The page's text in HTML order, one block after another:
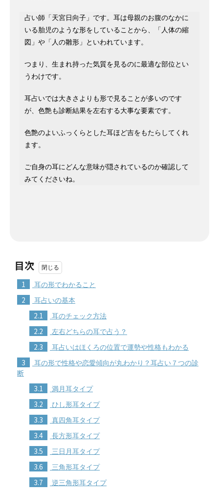
占い師「天宮日向子」です。耳は母親のお腹のなかに
いる胎児のような形をしていることから、「人体の縮
図」や「人の雛形」といわれています。
つまり、生まれ持った気質を見るのに最適な部位とい
うわけです。
耳占いでは大きさよりも形で見ることが多いのです
が、色艶も診断結果を左右する大事な要素です。
色艶のよいふっくらとした耳ほど吉をもたらしてくれ
ます。
ご自身の耳にどんな意味が隠されているのか確認して
みてくださいね。
目次
1 耳の形でわかること
2 耳占いの基本
2.1 耳のチェック方法
2.2 左右どちらの耳で占う？
2.3 耳占いはほくろの位置で運勢や性格もわかる
3
耳の形で性格や恋愛傾向が丸わかり？耳占い７つの診
断
3.1 満月耳タイプ
3.2 ひし形耳タイプ
3.3 真四角耳タイプ
3.4 長方形耳タイプ
3.5 三日月耳タイプ
3.6 三角形耳タイプ
3.7 逆三角形耳タイプ